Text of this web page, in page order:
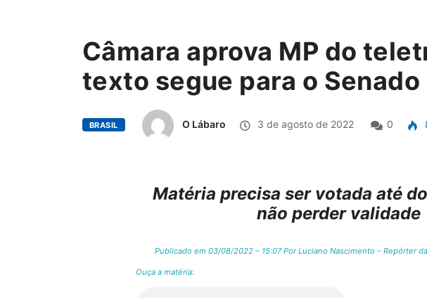
Câmara aprova MP do
texto segue para o Senado
BRASIL O Lábaro 3 de agosto de 2022 0
Matéria precisa ser votada até
não perder validade
Publicado em 03/08/2022 – 15:07 Por Luciano Nascimento – Repórter
Ouça a matéria: